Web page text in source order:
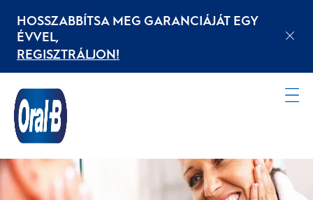
HOSSZABBÍTSA MEG GARANCIÁJÁT EGY
ÉVVEL,
REGISZTRÁLJON!